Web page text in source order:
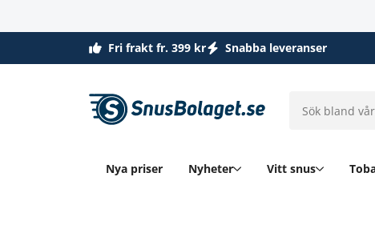
Fri frakt fr. 399 kr Snabba leveranser
Nya priser Nyheter Vitt snus